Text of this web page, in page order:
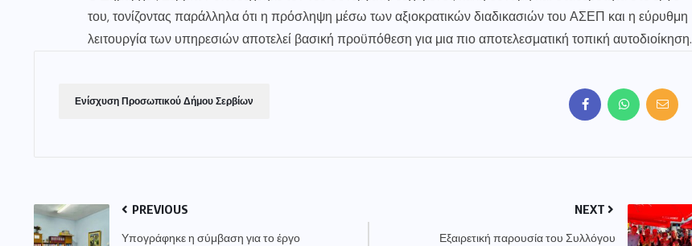
του, τονίζοντας παράλληλα ότι η πρόσληψη μέσω των αξιοκρατικών διαδικασιών του ΑΣΕΠ και η εύρυθμη
λειτουργία των υπηρεσιών αποτελεί βασική προϋπόθεση για μια πιο αποτελεσματική τοπική αυτοδιοίκηση.
Ενίσχυση Προσωπικού Δήμου Σερβίων
PREVIOUS
Υπογράφηκε η σύμβαση για το έργο
NEXT
Εξαιρετική παρουσία του Συλλόγου